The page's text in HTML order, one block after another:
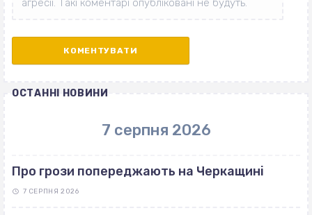
ОСТАННІ НОВИНИ
7 серпня 2026
Про грози попереджають на Черкащині
7 СЕРПНЯ 2026